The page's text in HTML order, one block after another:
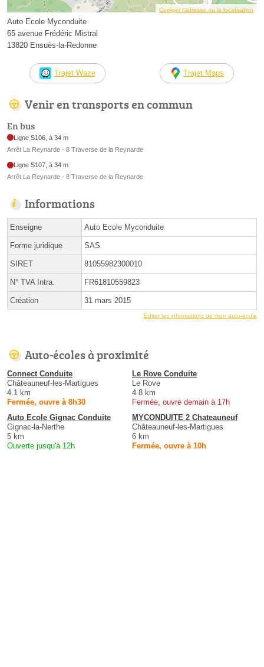
Corriger l’adresse ou la localisation
Auto Ecole Myconduite
65 avenue Frédéric Mistral
13820 Ensuès-la-Redonne
Trajet Waze Trajet Maps
Venir en transports en commun
En bus
Ligne S106, à 34 m
Arrêt La Reynarde - 8 Traverse de la Reynarde
Ligne S107, à 34 m
Arrêt La Reynarde - 8 Traverse de la Reynarde
Informations
Enseigne Auto Ecole Myconduite
Forme juridique SAS
SIRET 81055982300010
N° TVA Intra. FR61810559823
Création 31 mars 2015
Éditer les informations de mon auto-école
Auto-écoles à proximité
Connect Conduite
Châteauneuf-les-Martigues
4.1 km
Fermée, ouvre à 8h30
Le Rove Conduite
Le Rove
4.8 km
Fermée, ouvre demain à 17h
Auto Ecole Gignac Conduite
Gignac-la-Nerthe
5 km
Ouverte jusqu'à 12h
MYCONDUITE 2 Chateauneuf
Châteauneuf-les-Martigues
6 km
Fermée, ouvre à 10h